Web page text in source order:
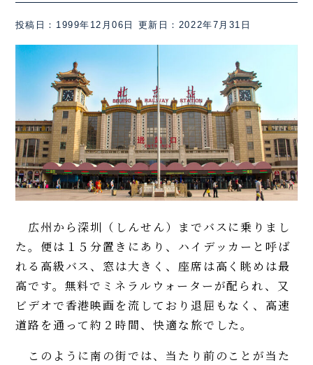
投稿日：1999年12月06日 更新日：2022年7月31日
広州から深圳（しんせん）までバスに乗りまし
た。便は１５分置きにあり、ハイデッカーと呼ば
れる高級バス、窓は大きく、座席は高く眺めは最
高です。無料でミネラルウォーターが配られ、又
ビデオで香港映画を流しており退屈もなく、高速
道路を通って約２時間、快適な旅でした。
このように南の街では、当たり前のことが当た